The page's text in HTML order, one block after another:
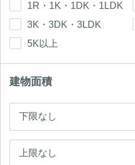
1R・1K・1DK・1LDK
3K・3DK・3LDK
5K以上
建物面積